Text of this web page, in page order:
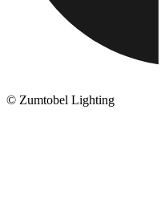
© Zumtobel Lighting